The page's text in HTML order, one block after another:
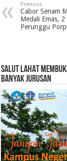
Previous
Cabor Senam
Medali Emas,
Perunggu
SALUT LAHAT
BANYAK JURUSAN